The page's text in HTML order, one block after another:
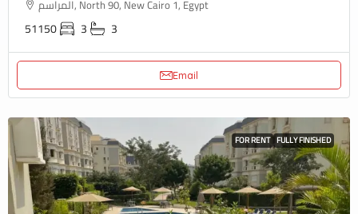
المراسم, North 90, New Cairo 1, Egypt
51150 3 3
Email
FOR RENT FULLY FINISHED